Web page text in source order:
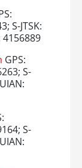
S-JTSK:
4156889
GPS:
S-
S-